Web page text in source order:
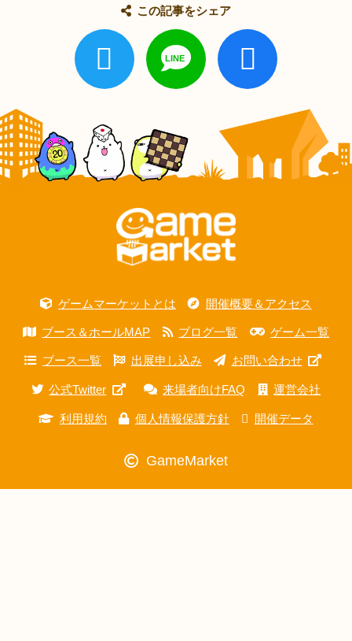
この記事をシェア
ゲームマーケットとは 開催概要＆アクセス
ブース＆ホールMAP ブログ一覧 ゲーム一覧
ブース一覧 出展申し込み お問い合わせ
公式Twitter 来場者向けFAQ 運営会社
利用規約 個人情報保護方針 開催データ
GameMarket